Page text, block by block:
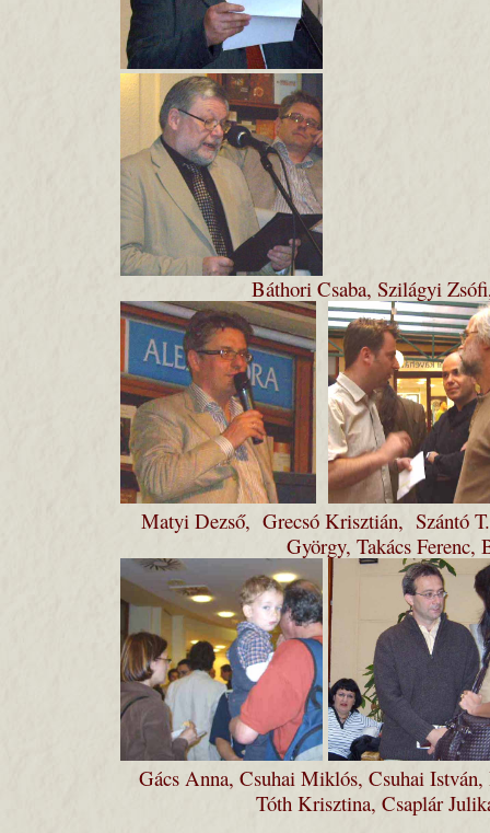
Báthori Csaba, Szilágyi
Matyi Dezső, Grecsó Krisztián, Szántó
György, Takács Ferenc,
Gács Anna, Csuhai Miklós, Csuhai
Tóth Krisztina, Csaplár